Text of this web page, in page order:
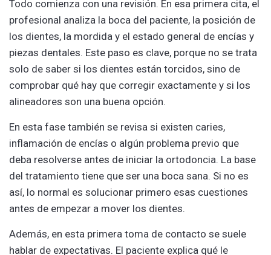
Todo comienza con una revisión. En esa primera cita, el
profesional analiza la boca del paciente, la posición de
los dientes, la mordida y el estado general de encías y
piezas dentales. Este paso es clave, porque no se trata
solo de saber si los dientes están torcidos, sino de
comprobar qué hay que corregir exactamente y si los
alineadores son una buena opción.
En esta fase también se revisa si existen caries,
inflamación de encías o algún problema previo que
deba resolverse antes de iniciar la ortodoncia. La base
del tratamiento tiene que ser una boca sana. Si no es
así, lo normal es solucionar primero esas cuestiones
antes de empezar a mover los dientes.
Además, en esta primera toma de contacto se suele
hablar de expectativas. El paciente explica qué le